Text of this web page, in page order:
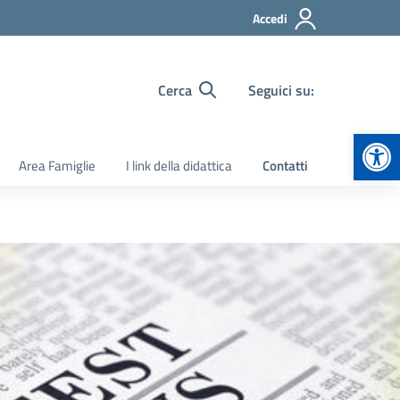
Accedi
Cerca Seguici su:
Area Famiglie I link della didattica Contatti